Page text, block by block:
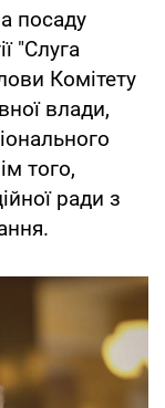
посаду
"Слуга
Комітету
влади,
того,
ради з